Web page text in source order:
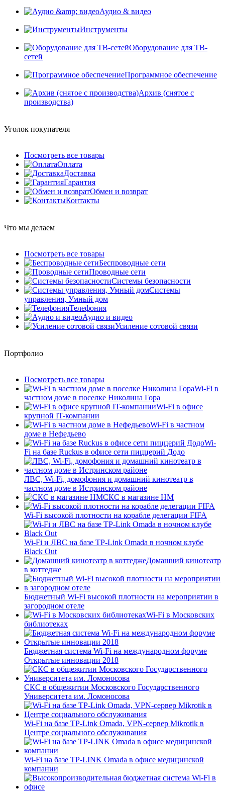
Аудио & видео
Инструменты
Оборудование для ТВ-
сетей
Программное обеспечение
Архив (снятое с
производства)
Уголок покупателя
Посмотреть все товары
Оплата
Доставка
Гарантия
Обмен и возврат
Контакты
Что мы делаем
Посмотреть все товары
Беспроводные сети
Проводные сети
Системы безопасности
Системы
управления, Умный дом
Телефония
Аудио и видео
Усиление сотовой связи
Портфолио
Посмотреть все товары
Wi-Fi в
частном доме в поселке Николина Гора
Wi-Fi в офисе
крупной IT-компании
Wi-Fi в частном
доме в Нефедьево
Wi-
Fi на базе Ruckus в офисе сети пиццерий Додо
ЛВС, Wi-Fi, домофония и домашний кинотеатр в
частном доме в Истринском районе
СКС в магазине HM
Wi-Fi высокой плотности на корабле делегации FIFA
Wi-Fi и ЛВС на базе TP-Link Omada в ночном клубе
Black Out
Домашний кинотеатр
в коттедже
Бюджетный Wi-Fi высокой плотности на мероприятии в
загородном отеле
Wi-Fi в Московских
библиотеках
Бюджетная система Wi-Fi на международном форуме
Открытые инновации 2018
СКС в общежитии Московского Государственного
Университета им. Ломоносова
Wi-Fi на базе TP-Link Omada, VPN-сервер Mikrotik в
Центре социального обслуживания
Wi-Fi на базе TP-LINK Omada в офисе медицинской
компании